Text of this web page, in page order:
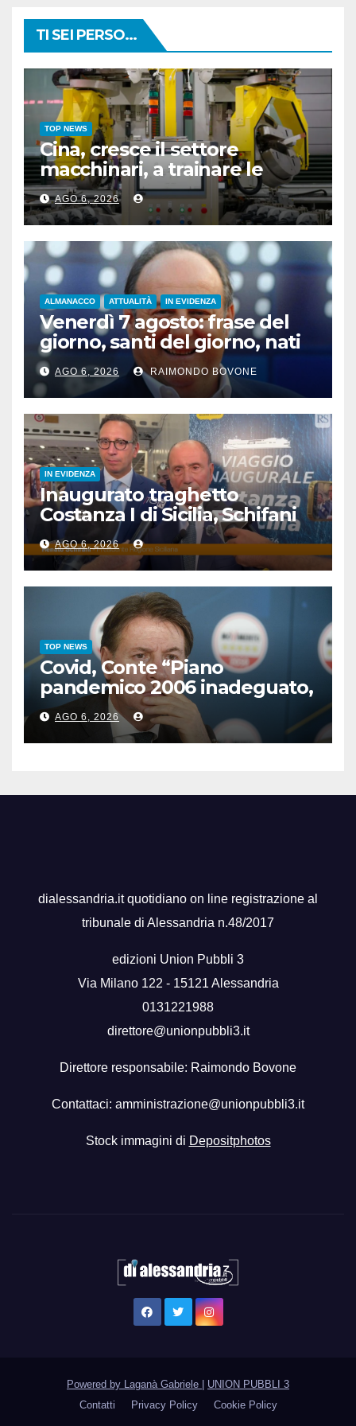
TI SEI PERSO...
TOP NEWS
Cina, cresce il settore
macchinari, a trainare le
“attrezzature intelligenti”
AGO 6, 2026
ALMANACCO ATTUALITÀ IN EVIDENZA
Venerdì 7 agosto: frase del
giorno, santi del giorno, nati
famosi, accadde oggi
AGO 6, 2026 RAIMONDO BOVONE
IN EVIDENZA
Inaugurato traghetto
Costanza I di Sicilia, Schifani
“Mantenuto impegni presi”
AGO 6, 2026
TOP NEWS
Covid, Conte “Piano
pandemico 2006 inadeguato,
virus senza precedenti”
AGO 6, 2026
dialessandria.it quotidiano on line registrazione al
tribunale di Alessandria n.48/2017
edizioni Union Pubbli 3
Via Milano 122 - 15121 Alessandria
0131221988
direttore@unionpubbli3.it
Direttore responsabile: Raimondo Bovone
Contattaci: amministrazione@unionpubbli3.it
Stock immagini di Depositphotos
Powered by Laganà Gabriele
UNION PUBBLI 3
Contatti
Privacy Policy Cookie Policy